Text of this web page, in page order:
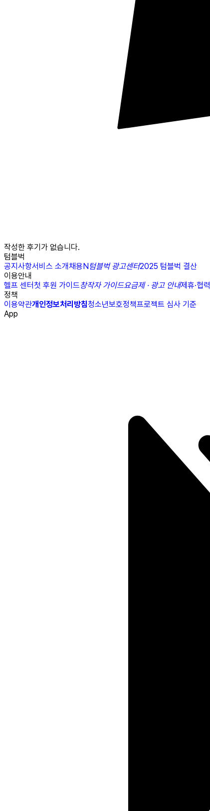
작성한 후기가 없습니다.
텀블벅
공지사항서비스 소개채용N텀블벅 광고센터2025 텀블벅 결산
이용안내
헬프 센터첫 후원 가이드창작자 가이드요금제 · 광고 안내제휴·협력
정책
이용약관개인정보처리방침청소년보호정책프로젝트 심사 기준
App